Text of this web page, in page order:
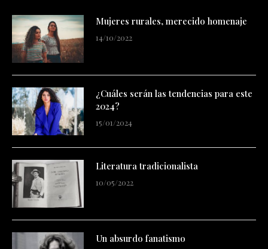
Mujeres rurales, merecido homenaje
14/10/2022
¿Cuáles serán las tendencias para este
2024?
15/01/2024
Literatura tradicionalista
10/05/2022
Un absurdo fanatismo